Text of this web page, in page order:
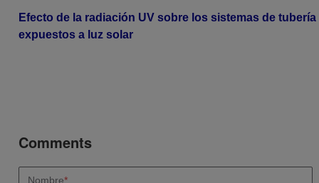
Efecto de la radiación UV sobre los sistemas de tubería
expuestos a luz solar
Nombre*